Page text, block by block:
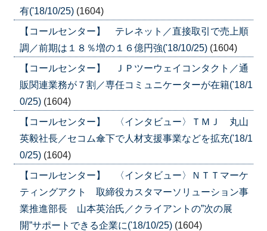
有('18/10/25) (1604)
【コールセンター】 テレネット／直接取引で売上順
調／前期は１８％増の１６億円強('18/10/25) (1604)
【コールセンター】 ＪＰツーウェイコンタクト／通
販関連業務が７割／専任コミュニケーターが在籍('18/1
0/25) (1604)
【コールセンター】 〈インタビュー〉ＴＭＪ 丸山
英毅社長／セコム傘下で人材支援事業などを拡充('18/1
0/25) (1604)
【コールセンター】 〈インタビュー〉ＮＴＴマーケ
ティングアクト 取締役カスタマーソリューション事
業推進部長 山本英治氏／クライアントの”次の展
開”サポートできる企業に('18/10/25) (1604)